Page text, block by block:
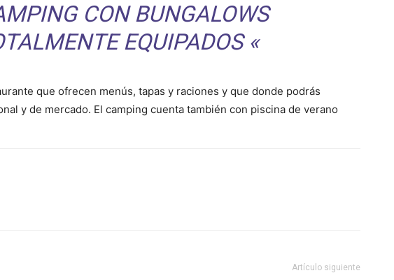
CON BUNGALOWS
EQUIPADOS «
que ofrecen menús, tapas y raciones y que donde podrás
y de mercado. El camping cuenta también con piscina de verano
Artículo siguiente